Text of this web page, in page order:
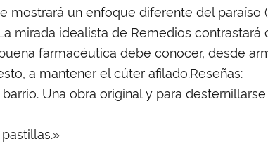
un enfoque diferente del paraíso
mirada idealista de Remedios
farmacéutica debe conocer, desde
a mantener el cúter afilado.Reseñas:
Una obra original y para